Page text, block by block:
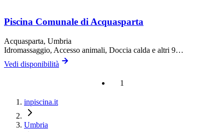
Piscina Comunale di Acquasparta
Acquasparta, Umbria
Idromassaggio, Accesso animali, Doccia calda e altri 9…
Vedi disponibilità
1
inpiscina.it
Umbria